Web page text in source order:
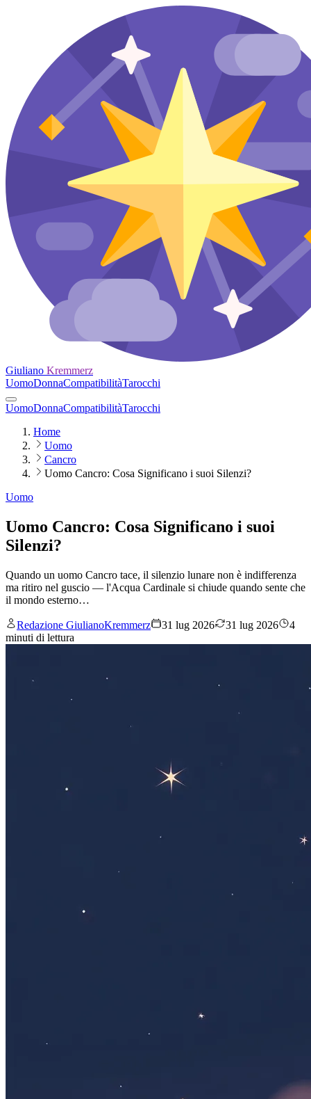
Giuliano Kremmerz
UomoDonnaCompatibilitàTarocchi
UomoDonnaCompatibilitàTarocchi
Home
Uomo
Cancro
Uomo Cancro: Cosa Significano i suoi Silenzi?
Uomo
Uomo Cancro: Cosa Significano i suoi
Silenzi?
Quando un uomo Cancro tace, il silenzio lunare non è indifferenza
ma ritiro nel guscio — l'Acqua Cardinale si chiude quando sente che
il mondo esterno…
Redazione GiulianoKremmerz 31 lug 2026 31 lug 2026
4
minuti di lettura